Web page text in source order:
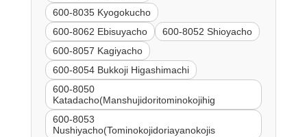
600-8035 Kyogokucho
600-8062 Ebisuyacho
600-8052 Shioyacho
600-8057 Kagiyacho
600-8054 Bukkoji Higashimachi
600-8050
Katadacho(Manshujidoritominokojihig
600-8053
Nushiyacho(Tominokojidoriayanokojis